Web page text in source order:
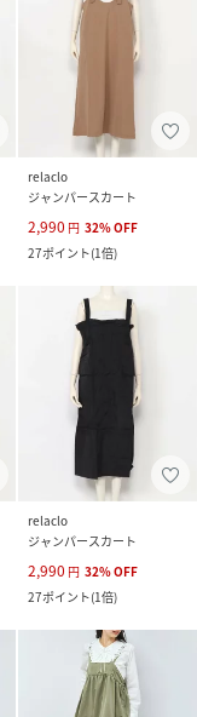
relaclo
ジャンパースカート
2,990 円 32%OFF
27ポイント(1倍)
relaclo
ジャンパースカート
2,990 円 32%OFF
27ポイント(1倍)